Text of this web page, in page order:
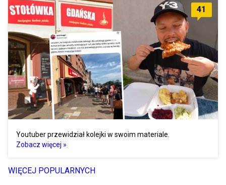
41
Youtuber przewidział kolejki w swoim materiale.
Zobacz więcej »
WIĘCEJ POPULARNYCH